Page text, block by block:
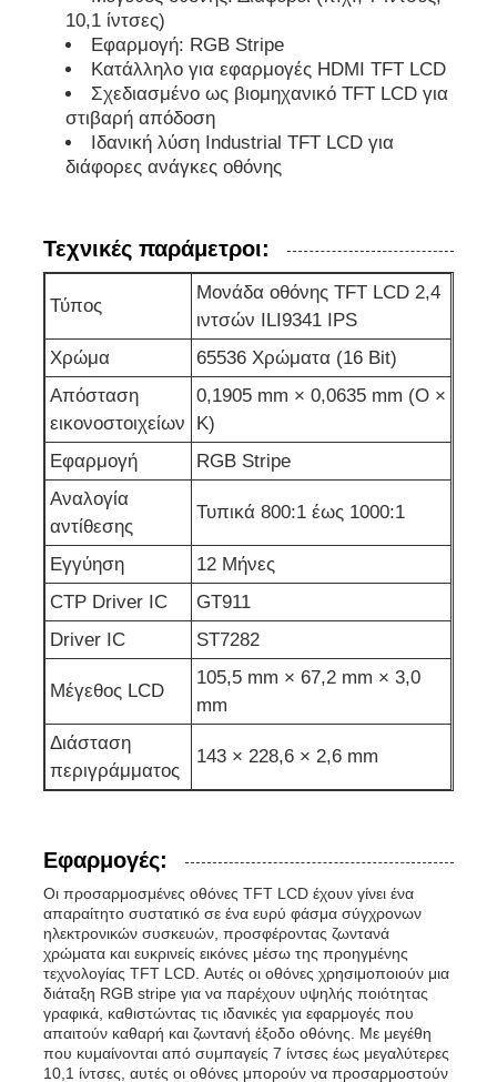
Εικονική οθόνη LCD
Ε Ετικέτα χαρτιού
Ενότητα ΒΑΡΑΙΝΩ LCD
Επίδειξη STN LCD
Πίνακα ελεγχόμενης ενέργειας
Ενότητα επίδειξης συνήθειας LCD
10,1 ίντσες)
Εφαρμογή: RGB Stripe
Κατάλληλο για εφαρμογές HDMI TFT LCD
Σχεδιασμένο ως βιομηχανικό TFT LCD για
στιβαρή απόδοση
Ιδανική λύση Industrial TFT LCD για
διάφορες ανάγκες οθόνης
Τεχνικές παράμετροι:
Τύπος
Μονάδα οθόνης TFT LCD 2,4
ιντσών ILI9341 IPS
Χρώμα
65536 Χρώματα (16 Bit)
Απόσταση
εικονοστοιχείων
0,1905 mm × 0,0635 mm (Ο ×
Κ)
Εφαρμογή
RGB Stripe
Αναλογία
αντίθεσης
Τυπικά 800:1 έως 1000:1
Εγγύηση
12 Μήνες
CTP Driver IC
GT911
Driver IC
ST7282
Μέγεθος LCD
105,5 mm × 67,2 mm × 3,0
mm
Διάσταση
περιγράμματος
143 × 228,6 × 2,6 mm
Εφαρμογές:
Οι προσαρμοσμένες οθόνες TFT LCD έχουν γίνει ένα
απαραίτητο συστατικό σε ένα ευρύ φάσμα σύγχρονων
ηλεκτρονικών συσκευών, προσφέροντας ζωντανά
χρώματα και ευκρινείς εικόνες μέσω της προηγμένης
τεχνολογίας TFT LCD. Αυτές οι οθόνες χρησιμοποιούν μια
διάταξη RGB stripe για να παρέχουν υψηλής ποιότητας
γραφικά, καθιστώντας τις ιδανικές για εφαρμογές που
απαιτούν καθαρή και ζωντανή έξοδο οθόνης. Με μεγέθη
που κυμαίνονται από συμπαγείς 7 ίντσες έως μεγαλύτερες
10,1 ίντσες, αυτές οι οθόνες μπορούν να προσαρμοστούν